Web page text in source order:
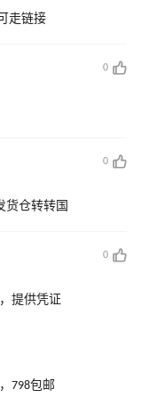
走链接
0
0
货仓转转国
0
提供凭证
798包邮